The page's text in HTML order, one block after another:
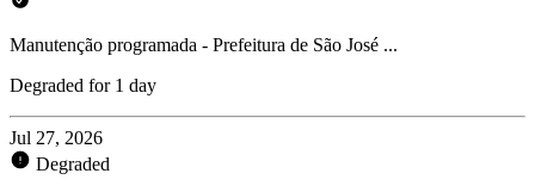
Manutenção programada - Prefeitura de São José ...
Degraded for 1 day
Jul 27, 2026
Degraded